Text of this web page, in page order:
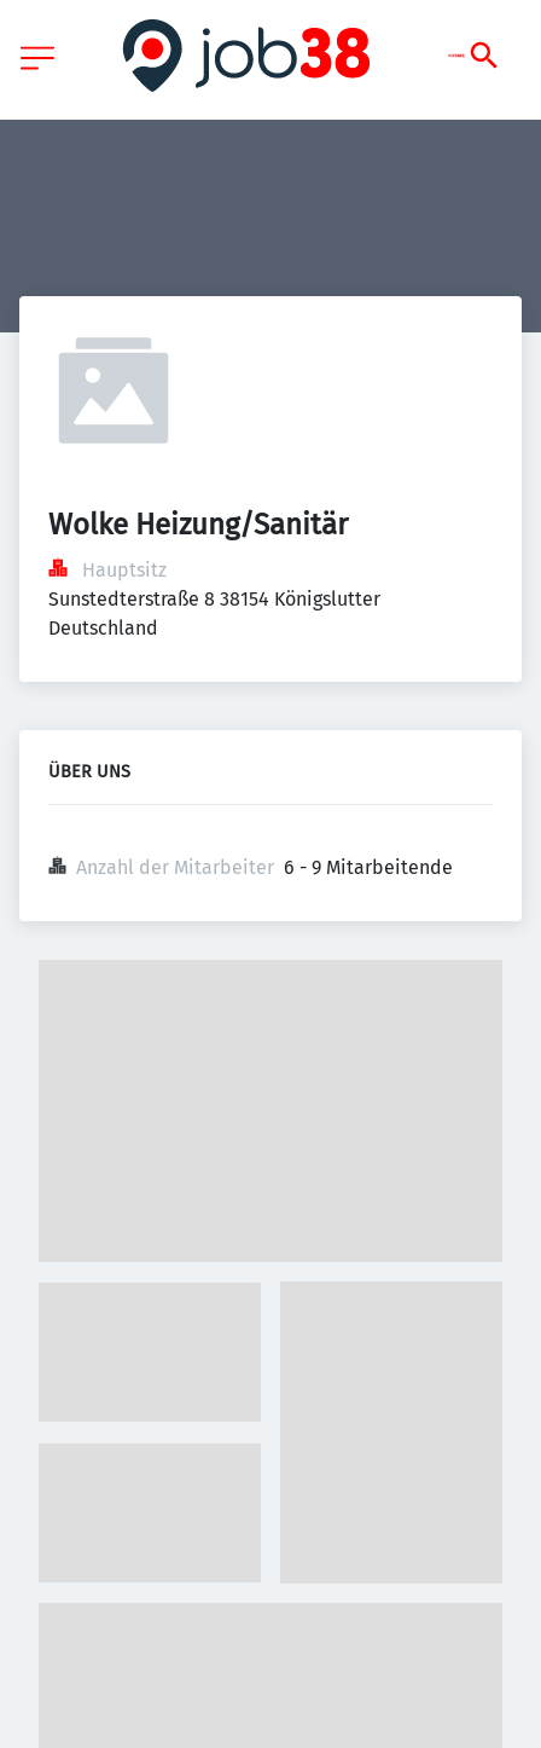
Wolke Heizung/Sanitär
Hauptsitz
Sunstedterstraße 8 38154 Königslutter
Deutschland
ÜBER UNS
Anzahl der Mitarbeiter 6 - 9 Mitarbeitende